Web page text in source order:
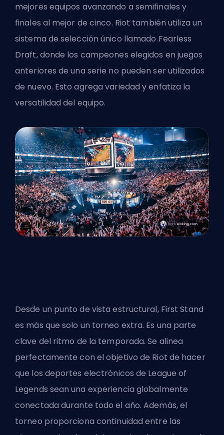
mejores equipos avanzando a semifinales y
finales al mejor de cinco. Riot también utiliza un
sistema de selección único llamado Fearless
Draft, donde los campeones elegidos en juegos
anteriores de una serie no pueden ser utilizados
de nuevo. Esto agrega variedad y enfatiza la
versatilidad del equipo.
Desde un punto de vista estructural, First Stand
es más que solo un torneo extra. Es una parte
clave del ritmo de la temporada. Se alinea
perfectamente con el objetivo de Riot de hacer
que los deportes electrónicos de League of
Legends sean una experiencia globalmente
conectada durante todo el año. Además, el
torneo proporciona continuidad entre las